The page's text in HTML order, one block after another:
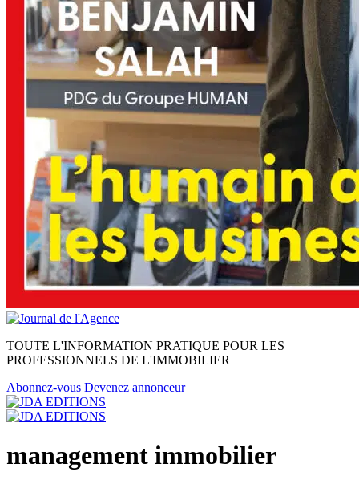
TOUTE L'INFORMATION PRATIQUE POUR LES
PROFESSIONNELS DE L'IMMOBILIER
Abonnez-vous Devenez annonceur
management immobilier